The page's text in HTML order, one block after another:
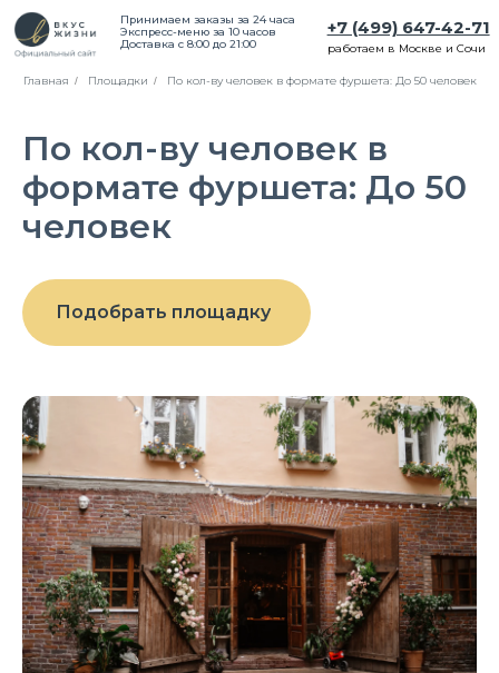
+7 (499) 647-42-71
работаем в Москве и Сочи
Принимаем заказы за 24 часа
Экспресс-меню за 10 часов
Доставка с 8:00 до 21:00
Главная / Площадки / По кол-ву человек в формате фуршета: До 50 человек
По кол-ву человек в
формате фуршета: До 50
человек
Подобрать площадку